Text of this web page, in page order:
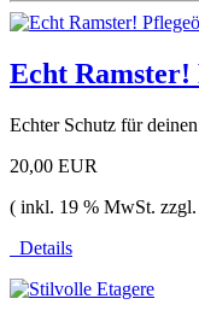
Echt Ramster!
Echter Schutz für
20,00 EUR
( inkl. 19 % MwSt. zzgl.
Details